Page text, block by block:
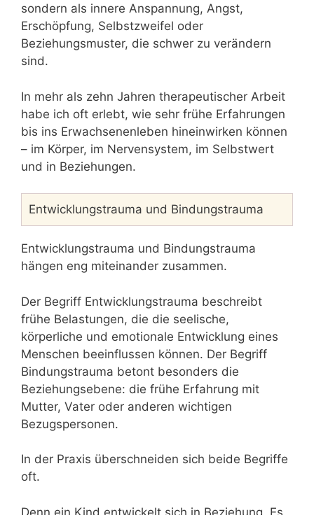
sondern als innere Anspannung, Angst,
Erschöpfung, Selbstzweifel oder
Beziehungsmuster, die schwer zu verändern
sind.
In mehr als zehn Jahren therapeutischer Arbeit
habe ich oft erlebt, wie sehr frühe Erfahrungen
bis ins Erwachsenenleben hineinwirken können
– im Körper, im Nervensystem, im Selbstwert
und in Beziehungen.
Entwicklungstrauma und Bindungstrauma
Entwicklungstrauma und Bindungstrauma
hängen eng miteinander zusammen.
Der Begriff Entwicklungstrauma beschreibt
frühe Belastungen, die die seelische,
körperliche und emotionale Entwicklung eines
Menschen beeinflussen können. Der Begriff
Bindungstrauma betont besonders die
Beziehungsebene: die frühe Erfahrung mit
Mutter, Vater oder anderen wichtigen
Bezugspersonen.
In der Praxis überschneiden sich beide Begriffe
oft.
Denn ein Kind entwickelt sich in Beziehung. Es